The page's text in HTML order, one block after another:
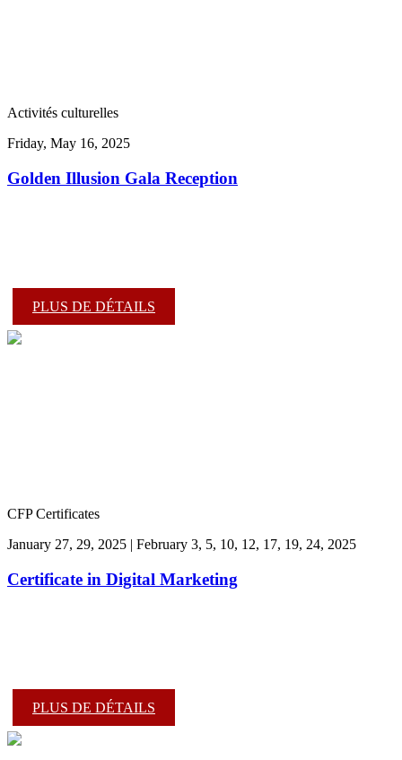
Activités culturelles
Friday, May 16, 2025
Golden Illusion Gala Reception
PLUS DE DÉTAILS
CFP Certificates
January 27, 29, 2025 | February 3, 5, 10, 12, 17, 19, 24, 2025
Certificate in Digital Marketing
PLUS DE DÉTAILS